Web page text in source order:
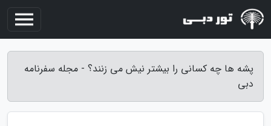
پشه ها چه کسانی را بیشتر نیش می زنند؟ - مجله سفرنامه
دبی